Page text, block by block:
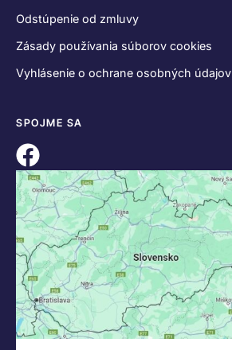
Odstúpenie od zmluvy
Zásady používania súborov cookies
Vyhlásenie o ochrane osobných údajov
SPOJME SA